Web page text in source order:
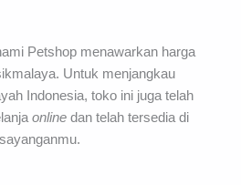
Petshop menawarkan harga
Untuk menjangkau
Indonesia, toko ini juga telah
online dan telah tersedia di